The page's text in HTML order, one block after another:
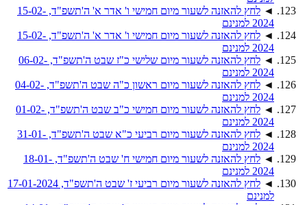
◄
לחץ להאזנה לשעור מיום חמישי ו' אדר א' ה'תשפ"ד, 15-02-
2024 למנינם
◄
לחץ להאזנה לשעור מיום חמישי ו' אדר א' ה'תשפ"ד, 15-02-
2024 למנינם
◄
לחץ להאזנה לשעור מיום שלישי כ"ז שבט ה'תשפ"ד, 06-02-
2024 למנינם
◄
לחץ להאזנה לשעור מיום ראשון כ"ה שבט ה'תשפ"ד, 04-02-
2024 למנינם
◄
לחץ להאזנה לשעור מיום חמישי כ"ב שבט ה'תשפ"ד, 01-02-
2024 למנינם
◄
לחץ להאזנה לשעור מיום רביעי כ"א שבט ה'תשפ"ד, 31-01-
2024 למנינם
◄
לחץ להאזנה לשעור מיום חמישי ח' שבט ה'תשפ"ד, 18-01-
2024 למנינם
◄
לחץ להאזנה לשעור מיום רביעי ז' שבט ה'תשפ"ד, 17-01-2024
למנינם